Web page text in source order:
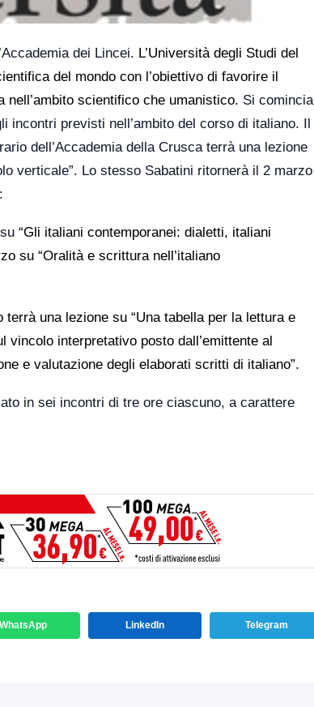
dei Lincei. L’Università degli Studi del
del mondo con l’obiettivo di favorire il
nell’ambito scientifico che umanistico. Si comincia
incontri previsti nell’ambito del corso di italiano. Il
dell’Accademia della Crusca terrà una lezione
verticale”. Lo stesso Sabatini ritornerà il 2 marzo
“Gli italiani contemporanei: dialetti, italiani
su “Oralità e scrittura nell’italiano
una lezione su “Una tabella per la lettura e
vincolo interpretativo posto dall’emittente al
e valutazione degli elaborati scritti di italiano”.
in sei incontri di tre ore ciascuno, a carattere
WhatsApp LinkedIn Telegram